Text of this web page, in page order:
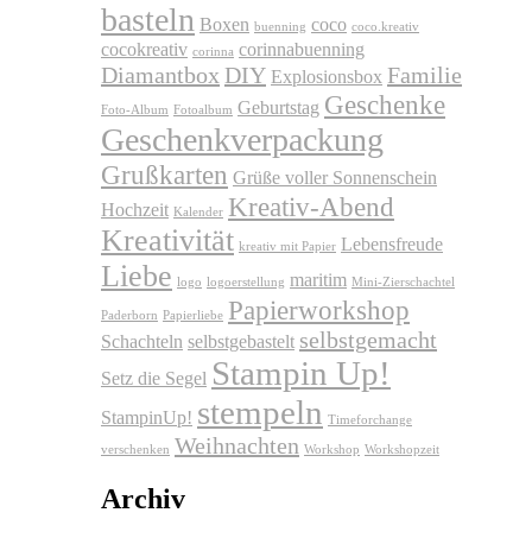
basteln Boxen buenning coco coco.kreativ
cocokreativ corinna corinnabuenning
Diamantbox DIY Explosionsbox Familie
Foto-Album Fotoalbum Geburtstag Geschenke
Geschenkverpackung
Grußkarten Grüße voller Sonnenschein
Hochzeit Kalender Kreativ-Abend
Kreativität kreativ mit Papier Lebensfreude
Liebe logo logoerstellung maritim Mini-Zierschachtel
Paderborn Papierliebe Papierworkshop
Schachteln selbstgebastelt selbstgemacht
Setz die Segel Stampin Up!
StampinUp! stempeln Timeforchange
verschenken Weihnachten Workshop Workshopzeit
Archiv